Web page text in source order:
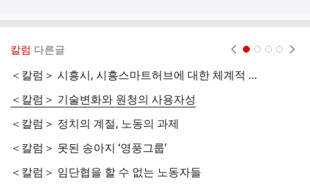
칼럼 다른글
＜칼럼＞ 시흥시, 시흥스마트허브에 대한 체계적 실태조사에 나서야
＜칼럼＞ 기술변화와 원청의 사용자성
＜칼럼＞ 정치의 계절, 노동의 과제
＜칼럼＞ 못된 송아지 ‘영풍그룹’
＜칼럼＞ 임단협을 할 수 없는 노동자들